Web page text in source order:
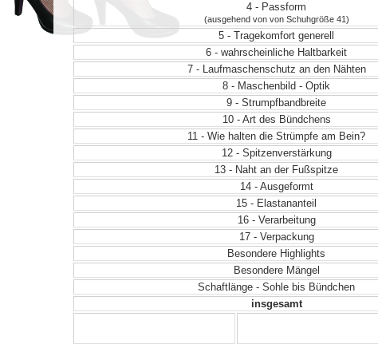
4 - Passform
(ausgehend von von Schuhgröße 41)
5 - Tragekomfort generell
6 - wahrscheinliche Haltbarkeit
7 - Laufmaschenschutz an den Nähten
8 - Maschenbild - Optik
9 - Strumpfbandbreite
10 - Art des Bündchens
11 - Wie halten die Strümpfe am Bein?
12 - Spitzenverstärkung
13 - Naht an der Fußspitze
14 - Ausgeformt
15 - Elastananteil
16 - Verarbeitung
17 - Verpackung
Besondere Highlights
Besondere Mängel
Schaftlänge - Sohle bis Bündchen
insgesamt